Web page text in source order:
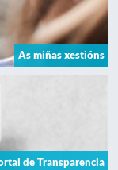
As miñas xestións
de Transparencia